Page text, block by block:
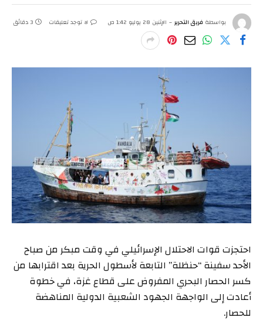
بواسطة فريق التحرير الإثنين 28 يوليو 1:42 ص لا توجد تعليقات 3 دقائق
احتجزت قوات الاحتلال الإسرائيلي في وقت مبكر من صباح
الأحد سفينة “حنظلة” التابعة لأسطول الحرية بعد اقترابها من
كسر الحصار البحري المفروض على قطاع غزة، في خطوة
أعادت إلى الواجهة الجهود الشعبية الدولية المناهضة
للحصار.